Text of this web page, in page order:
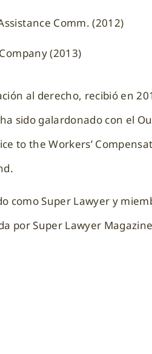
Comm. (2012)
(2013)
al derecho, recibió en
sido galardonado con el
to the Workers’
como Super Lawyer y
por Super Lawyer